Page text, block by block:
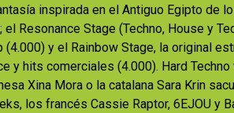
inspirada en el Antiguo Egipto de
Resonance Stage (Techno, House y
(4.000) y el Rainbow Stage, la original
y hits comerciales (4.000). Hard
Xina Mora o la catalana Sara Krin
los francés Cassie Raptor, 6EJOU y